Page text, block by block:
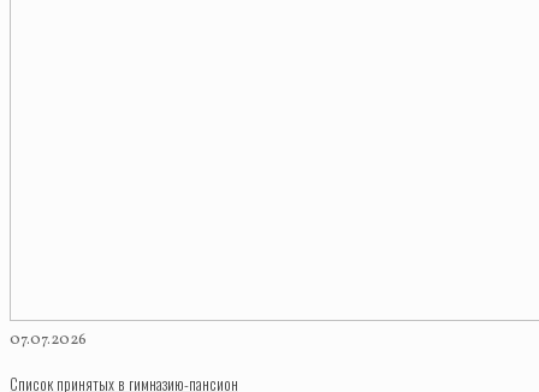
07.07.2026
Список принятых в гимназию-пансион